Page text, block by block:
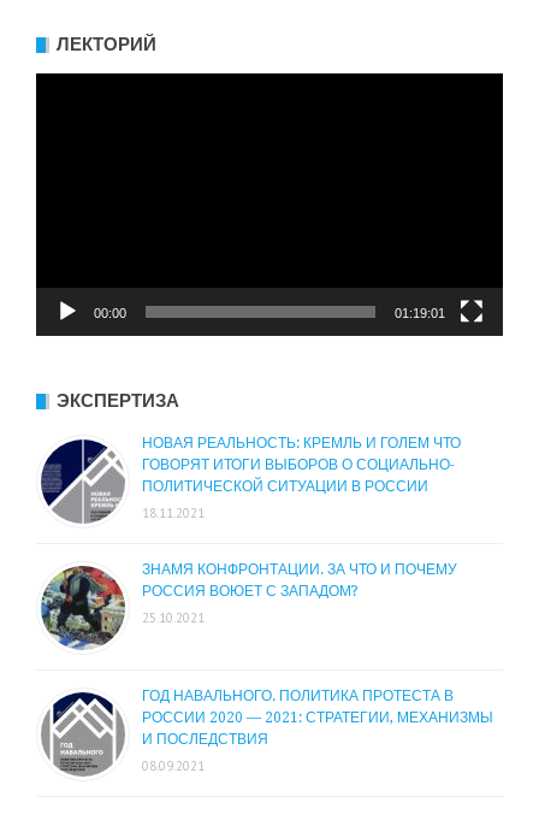
ЛЕКТОРИЙ
00:00 01:19:01
ЭКСПЕРТИЗА
НОВАЯ РЕАЛЬНОСТЬ: КРЕМЛЬ И ГОЛЕМ ЧТО
ГОВОРЯТ ИТОГИ ВЫБОРОВ О СОЦИАЛЬНО-
ПОЛИТИЧЕСКОЙ СИТУАЦИИ В РОССИИ
18.11.2021
ЗНАМЯ КОНФРОНТАЦИИ. ЗА ЧТО И ПОЧЕМУ
РОССИЯ ВОЮЕТ С ЗАПАДОМ?
25.10.2021
ГОД НАВАЛЬНОГО. ПОЛИТИКА ПРОТЕСТА В
РОССИИ 2020 — 2021: СТРАТЕГИИ, МЕХАНИЗМЫ
И ПОСЛЕДСТВИЯ
08.09.2021